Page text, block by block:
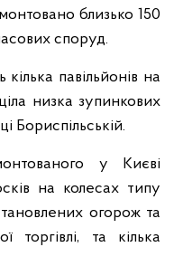
близько 150
споруд.
павільйонів на
низка зупинкових
Бориспільській.
у Києві
на колесах типу
огорож та
торгівлі, та кілька